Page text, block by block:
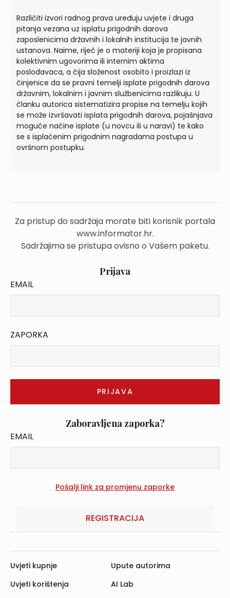
Različiti izvori radnog prava uređuju uvjete i druga
pitanja vezana uz isplatu prigodnih darova
zaposlenicima državnih i lokalnih institucija te javnih
ustanova. Naime, riječ je o materiji koja je propisana
kolektivnim ugovorima ili internim aktima
poslodavaca, a čija složenost osobito i proizlazi iz
činjenice da se pravni temelji isplate prigodnih darova
državnim, lokalnim i javnim službenicima razlikuju. U
članku autorica sistematizira propise na temelju kojih
se može izvršavati isplata prigodnih darova, pojašnjava
moguće načine isplate (u novcu ili u naravi) te kako
se s isplaćenim prigodnim nagradama postupa u
ovršnom postupku.
Za pristup do sadržaja morate biti korisnik portala
www.informator.hr.
Sadržajima se pristupa ovisno o Vašem paketu.
Prijava
EMAIL
ZAPORKA
Zaboravljena zaporka?
EMAIL
REGISTRACIJA
Uvjeti kupnje
Uvjeti korištenja
Upute autorima
AI Lab